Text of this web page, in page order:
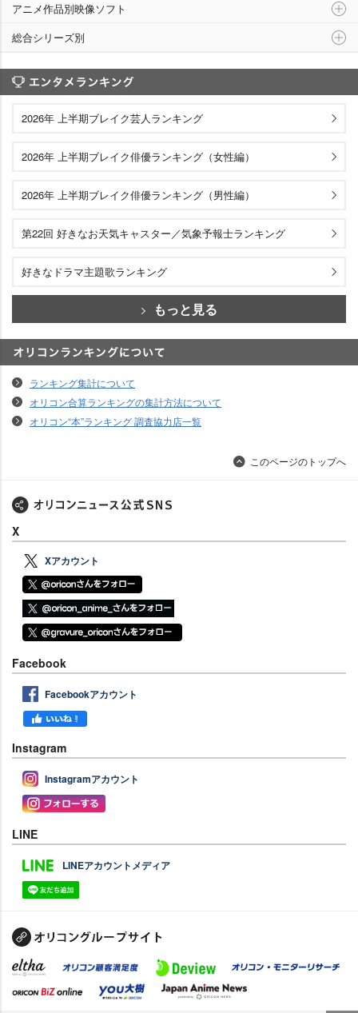
アニメ作品別映像ソフト
総合シリーズ別
2026年 上半期ブレイク芸人ランキング
2026年 上半期ブレイク俳優ランキング（女性編）
2026年 上半期ブレイク俳優ランキング（男性編）
第22回 好きなお天気キャスター／気象予報士ランキング
好きなドラマ主題歌ランキング
もっと見る
ランキング集計について
オリコン合算ランキングの集計方法について
オリコン“本”ランキング 調査協力店一覧
このページのトップへ
X
Xアカウント
Facebook
Facebookアカウント
Instagram
Instagramアカウント
LINE
LINEアカウントメディア